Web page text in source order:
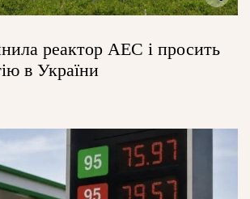
реактор АЕС і просить
в України